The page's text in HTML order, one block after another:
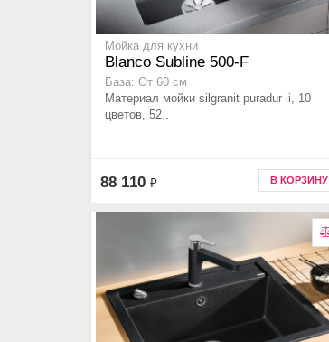
Мойка для кухни
Blanco Subline 500-F
База: От 60 см
Материал мойки silgranit puradur ii, 10
цветов, 52..
88 110 ₽ В КОРЗИНУ